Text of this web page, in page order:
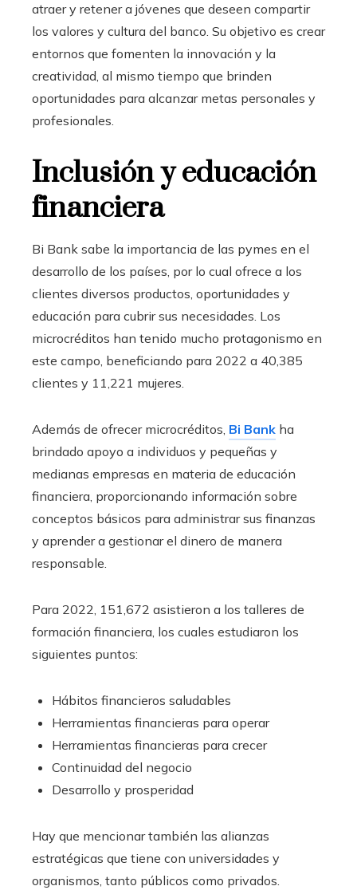
atraer y retener a jóvenes que deseen compartir
los valores y cultura del banco. Su objetivo es crear
entornos que fomenten la innovación y la
creatividad, al mismo tiempo que brinden
oportunidades para alcanzar metas personales y
profesionales.
Inclusión y educación
financiera
Bi Bank sabe la importancia de las pymes en el
desarrollo de los países, por lo cual ofrece a los
clientes diversos productos, oportunidades y
educación para cubrir sus necesidades. Los
microcréditos han tenido mucho protagonismo en
este campo, beneficiando para 2022 a 40,385
clientes y 11,221 mujeres.
Además de ofrecer microcréditos, Bi Bank ha
brindado apoyo a individuos y pequeñas y
medianas empresas en materia de educación
financiera, proporcionando información sobre
conceptos básicos para administrar sus finanzas
y aprender a gestionar el dinero de manera
responsable.
Para 2022, 151,672 asistieron a los talleres de
formación financiera, los cuales estudiaron los
siguientes puntos:
Hábitos financieros saludables
Herramientas financieras para operar
Herramientas financieras para crecer
Continuidad del negocio
Desarrollo y prosperidad
Hay que mencionar también las alianzas
estratégicas que tiene con universidades y
organismos, tanto públicos como privados.